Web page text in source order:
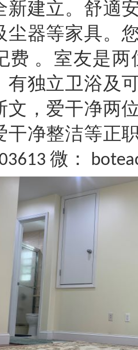
新建立。舒適
尘器等家具。
费 。 室友是两
有独立卫浴及
文，爱干净两
干净整洁等正
微：